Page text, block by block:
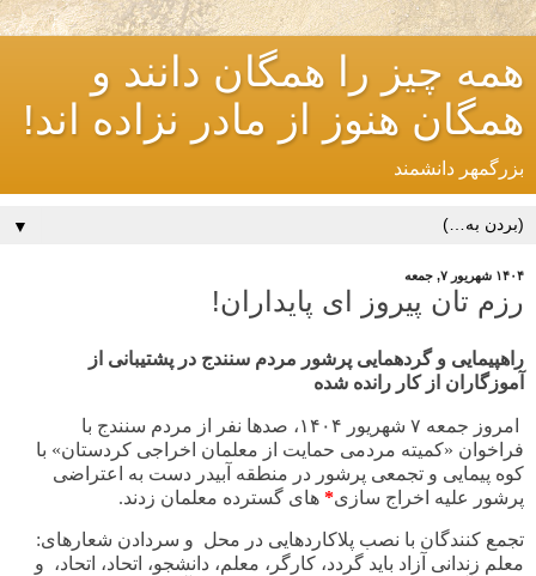
همه چیز را همگان دانند و
همگان هنوز از مادر نزاده اند!
بزرگمهر دانشمند
▼
۱۴۰۴ شهریور ۷, جمعه
رزم تان پیروز ای پایداران!
راهپیمایی وگردهمایی پرشور مردم سنندج در پشتیبانی از
آموزگاران از کار رانده شده
امروز جمعه ۷ شهریور ۱۴۰۴، صدها نفر از مردم سنندج با
فراخوان «کمیته مردمی حمایت از معلمان اخراجی کردستان» با
کوه پیمایی و تجمعی پرشور در منطقه آبیدر دست به اعتراضی
پرشور علیه اخراج سازی* های گسترده معلمان زدند.
تجمع کنندگان با نصب پلاکاردهایی در محل و سردادن شعارهای:
معلم زندانی آزاد باید گردد، کارگر، معلم، دانشجو، اتحاد، اتحاد، و